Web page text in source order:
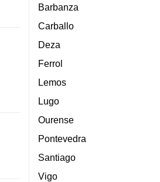
Barbanza
Carballo
Deza
Ferrol
Lemos
Lugo
Ourense
Pontevedra
Santiago
Vigo